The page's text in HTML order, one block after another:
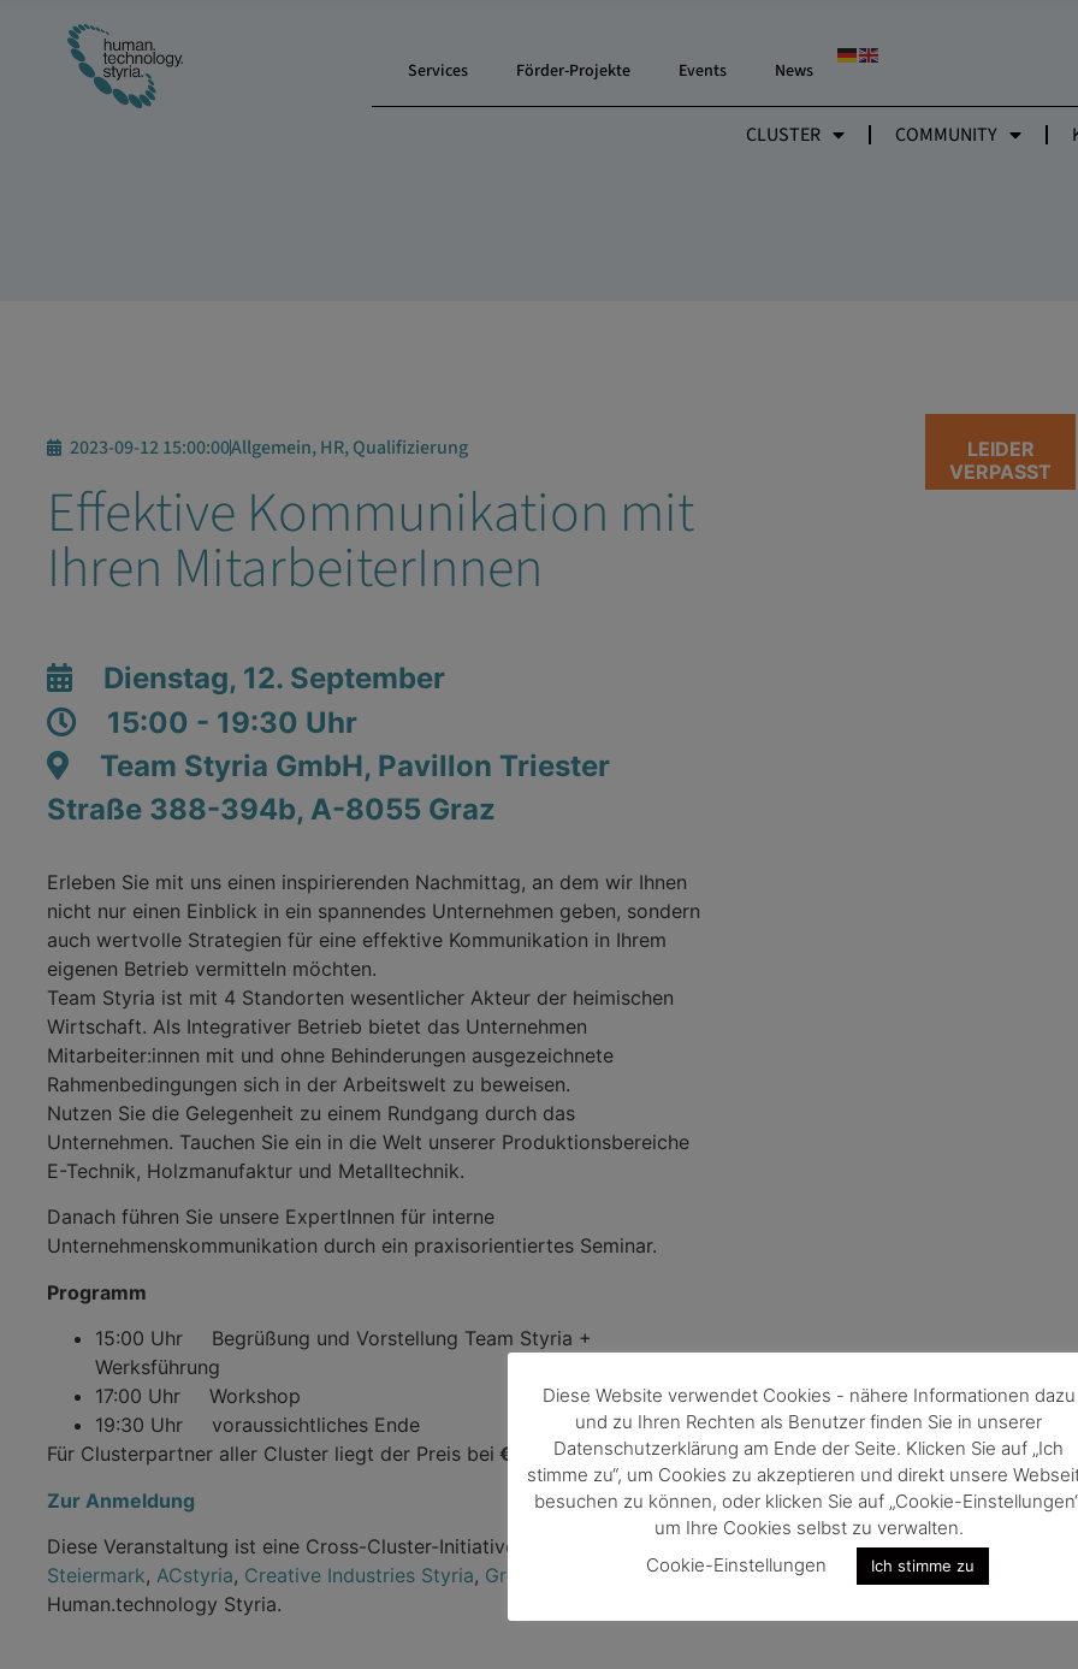
Services Förder-Projekte Events News
CLUSTER COMMUNITY
2023-09-12 15:00:00Allgemein, HR, Qualifizierung
Effektive Kommunikation mit
Ihren MitarbeiterInnen
Dienstag, 12. September
15:00 - 19:30 Uhr
Team Styria GmbH, Pavillon Triester
Straße 388-394b, A-8055 Graz
Erleben Sie mit uns einen inspirierenden Nachmittag, an dem wir Ihnen
nicht nur einen Einblick in ein spannendes Unternehmen geben, sondern
auch wertvolle Strategien für eine effektive Kommunikation in Ihrem
eigenen Betrieb vermitteln möchten.
Team Styria ist mit 4 Standorten wesentlicher Akteur der heimischen
Wirtschaft. Als Integrativer Betrieb bietet das Unternehmen
Mitarbeiter:innen mit und ohne Behinderungen ausgezeichnete
Rahmenbedingungen sich in der Arbeitswelt zu beweisen.
Nutzen Sie die Gelegenheit zu einem Rundgang durch das
Unternehmen. Tauchen Sie ein in die Welt unserer Produktionsbereiche
E-Technik, Holzmanufaktur und Metalltechnik.
Danach führen Sie unsere ExpertInnen für interne
Unternehmenskommunikation durch ein praxisorientiertes Seminar.
Programm
15:00 Uhr Begrüßung und Vorstellung Team Styria +
Werksführung
17:00 Uhr Workshop
19:30 Uhr voraussichtliches Ende
Für Clusterpartner aller Cluster liegt der Preis bei € 100,-
Zur Anmeldung
Diese Veranstaltung ist eine Cross-Cluster-Initiative von
Steiermark, ACstyria, Creative Industries Styria, Greentech Valley
und
Human.technology Styria.
LEIDER
VERPASST
Diese Website verwendet Cookies - nähere Informationen dazu
und zu Ihren Rechten als Benutzer finden Sie in unserer
Datenschutzerklärung am Ende der Seite. Klicken Sie auf „Ich
stimme zu“, um Cookies zu akzeptieren und direkt unsere
besuchen zu können, oder klicken Sie auf „Cookie-
um Ihre Cookies selbst zu verwalten.
Cookie-Einstellungen
Ich stimme zu